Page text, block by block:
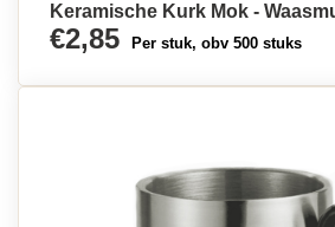
Keramische Kurk Mok -
€2,85 Per stuk, obv 500 stuks